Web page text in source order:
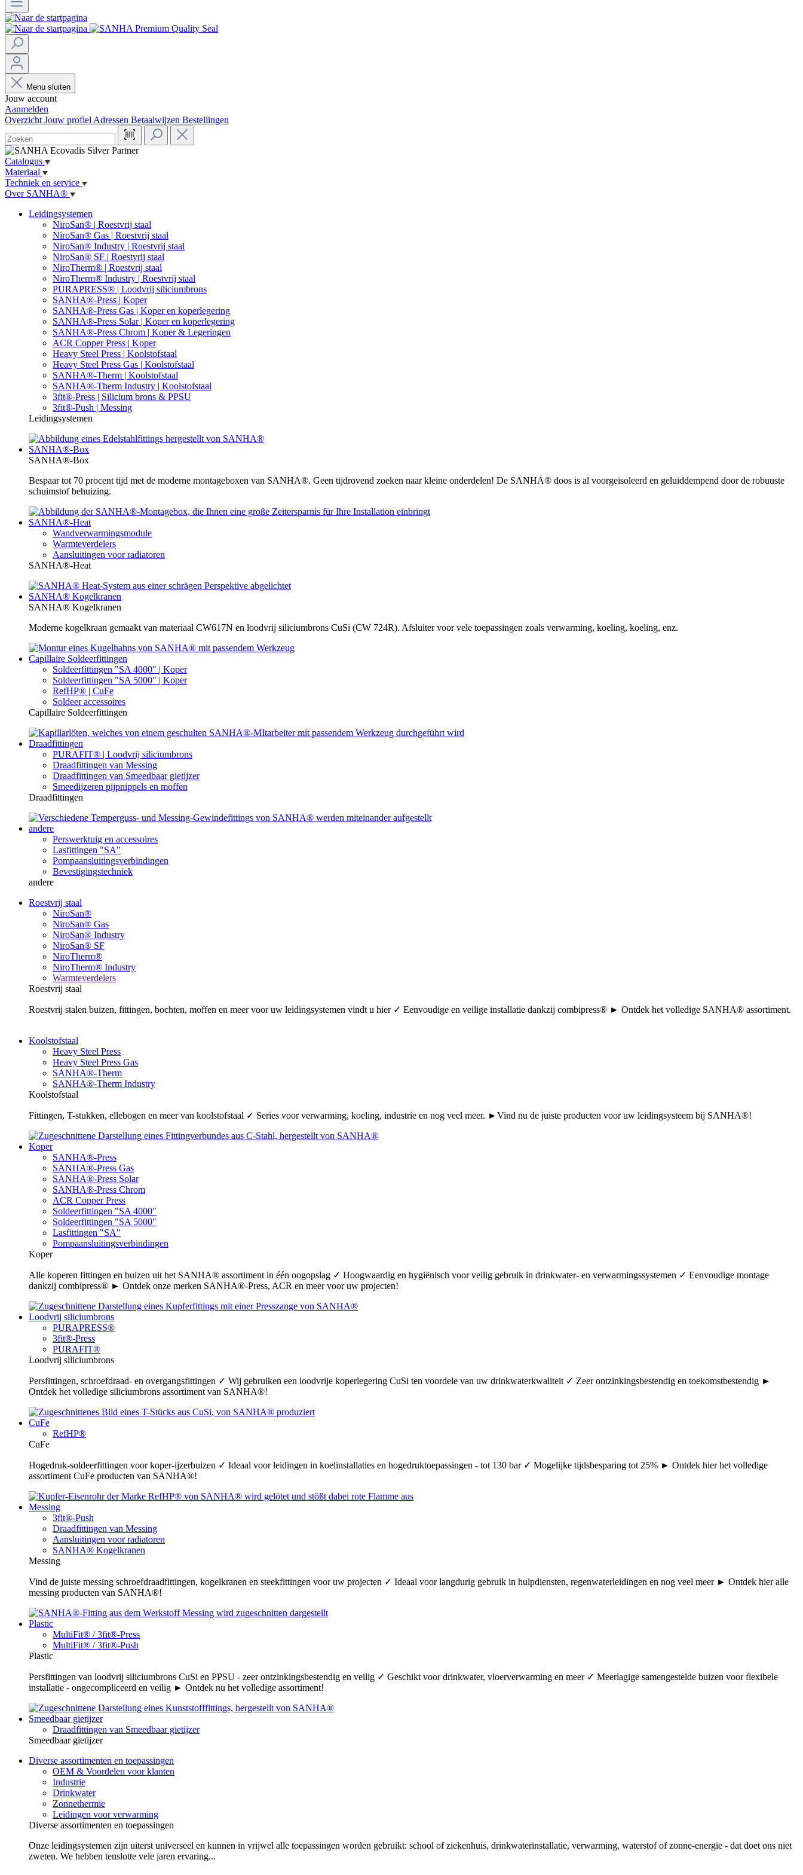
Menu sluiten
Jouw account
Aanmelden
Overzicht Jouw profiel Adressen Betaalwijzen Bestellingen
Catalogus
Materiaal
Techniek en service
Over SANHA®
Leidingsystemen
NiroSan® | Roestvrij staal
NiroSan® Gas | Roestvrij staal
NiroSan® Industry | Roestvrij staal
NiroSan® SF | Roestvrij staal
NiroTherm® | Roestvrij staal
NiroTherm® Industry | Roestvrij staal
PURAPRESS® | Loodvrij siliciumbrons
SANHA®-Press | Koper
SANHA®-Press Gas | Koper en koperlegering
SANHA®-Press Solar | Koper en koperlegering
SANHA®-Press Chrom | Koper & Legeringen
ACR Copper Press | Koper
Heavy Steel Press | Koolstofstaal
Heavy Steel Press Gas | Koolstofstaal
SANHA®-Therm | Koolstofstaal
SANHA®-Therm Industry | Koolstofstaal
3fit®-Press | Silicium brons & PPSU
3fit®-Push | Messing
Leidingsystemen
SANHA®-Box
SANHA®-Box
Bespaar tot 70 procent tijd met de moderne montageboxen van SANHA®. Geen tijdrovend zoeken naar kleine onderdelen! De SANHA® doos is al voorgeïsoleerd en geluiddempend door de robuuste
schuimstof behuizing.
SANHA®-Heat
Wandverwarmingsmodule
Warmteverdelers
Aansluitingen voor radiatoren
SANHA®-Heat
SANHA® Kogelkranen
SANHA® Kogelkranen
Moderne kogelkraan gemaakt van materiaal CW617N en loodvrij siliciumbrons CuSi (CW 724R). Afsluiter voor vele toepassingen zoals verwarming, koeling, koeling, enz.
Capillaire Soldeerfittingen
Soldeerfittingen "SA 4000" | Koper
Soldeerfittingen "SA 5000" | Koper
RefHP® | CuFe
Soldeer accessoires
Capillaire Soldeerfittingen
Draadfittingen
PURAFIT® | Loodvrij siliciumbrons
Draadfittingen van Messing
Draadfittingen van Smeedbaar gietijzer
Smeedijzeren pijpnippels en moffen
Draadfittingen
andere
Perswerktuig en accessoires
Lasfittingen "SA"
Pompaansluitingsverbindingen
Bevestigingstechniek
andere
Roestvrij staal
NiroSan®
NiroSan® Gas
NiroSan® Industry
NiroSan® SF
NiroTherm®
NiroTherm® Industry
Warmteverdelers
Roestvrij staal
Roestvrij stalen buizen, fittingen, bochten, moffen en meer voor uw leidingsystemen vindt u hier ✓ Eenvoudige en veilige installatie dankzij combipress® ► Ontdek het volledige SANHA® assortiment.
Koolstofstaal
Heavy Steel Press
Heavy Steel Press Gas
SANHA®-Therm
SANHA®-Therm Industry
Koolstofstaal
Fittingen, T-stukken, ellebogen en meer van koolstofstaal ✓ Series voor verwarming, koeling, industrie en nog veel meer. ►Vind nu de juiste producten voor uw leidingsysteem bij SANHA®!
Koper
SANHA®-Press
SANHA®-Press Gas
SANHA®-Press Solar
SANHA®-Press Chrom
ACR Copper Press
Soldeerfittingen "SA 4000"
Soldeerfittingen "SA 5000"
Lasfittingen "SA"
Pompaansluitingsverbindingen
Koper
Alle koperen fittingen en buizen uit het SANHA® assortiment in één oogopslag ✓ Hoogwaardig en hygiënisch voor veilig gebruik in drinkwater- en verwarmingssystemen ✓ Eenvoudige montage
dankzij combipress® ► Ontdek onze merken SANHA®-Press, ACR en meer voor uw projecten!
Loodvrij siliciumbrons
PURAPRESS®
3fit®-Press
PURAFIT®
Loodvrij siliciumbrons
Persfittingen, schroefdraad- en overgangsfittingen ✓ Wij gebruiken een loodvrije koperlegering CuSi ten voordele van uw drinkwaterkwaliteit ✓ Zeer ontzinkingsbestendig en toekomstbestendig ►
Ontdek het volledige siliciumbrons assortiment van SANHA®!
CuFe
RefHP®
CuFe
Hogedruk-soldeerfittingen voor koper-ijzerbuizen ✓ Ideaal voor leidingen in koelinstallaties en hogedruktoepassingen - tot 130 bar ✓ Mogelijke tijdsbesparing tot 25% ► Ontdek hier het volledige
assortiment CuFe producten van SANHA®!
Messing
3fit®-Push
Draadfittingen van Messing
Aansluitingen voor radiatoren
SANHA® Kogelkranen
Messing
Vind de juiste messing schroefdraadfittingen, kogelkranen en steekfittingen voor uw projecten ✓ Ideaal voor langdurig gebruik in hulpdiensten, regenwaterleidingen en nog veel meer ► Ontdek hier alle
messing producten van SANHA®!
Plastic
MultiFit® / 3fit®-Press
MultiFit® / 3fit®-Push
Plastic
Persfittingen van loodvrij siliciumbrons CuSi en PPSU - zeer ontzinkingsbestendig en veilig ✓ Geschikt voor drinkwater, vloerverwarming en meer ✓ Meerlagige samengestelde buizen voor flexibele
installatie - ongecompliceerd en veilig ► Ontdek nu het volledige assortiment!
Smeedbaar gietijzer
Draadfittingen van Smeedbaar gietijzer
Smeedbaar gietijzer
Diverse assortimenten en toepassingen
OEM & Voordelen voor klanten
Industrie
Drinkwater
Zonnethermie
Leidingen voor verwarming
Diverse assortimenten en toepassingen
Onze leidingsystemen zijn uiterst universeel en kunnen in vrijwel alle toepassingen worden gebruikt: school of ziekenhuis, drinkwaterinstallatie, verwarming, waterstof of zonne-energie - dat doet ons niet
zweten. We hebben tenslotte vele jaren ervaring...